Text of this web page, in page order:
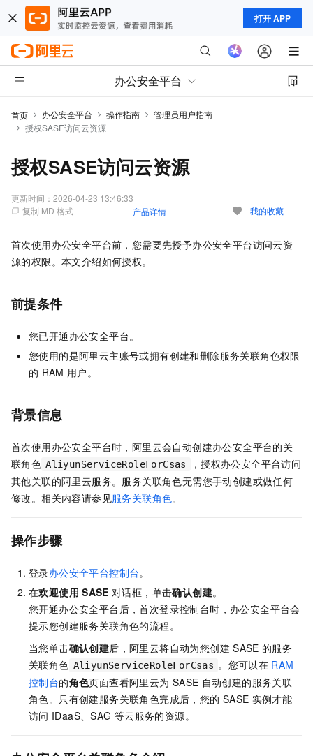
打开 APP
办公安全平台
首页 办公安全平台 操作指南
管理员用户指南
授权SASE访问云资源
授权SASE访问云资源
更新时间： 2026-04-23 13:46:33
复制 MD 格式
产品详情 我的收藏
首次使用办公安全平台前，您需要先授予办公安全平台访问云资
源的权限。本文介绍如何授权。
前提条件
您已开通 办公安全平台。
您使用的是阿里云主账号或拥有创建和删除服务关联角色权限
的 RAM 用户。
背景信息
首次使用办公安全平台时，阿里云会自动创建办公安全平台的关
联角色 AliyunServiceRoleForCsas ，授权办公安全平台访问
其他关联的阿里云服务。服务关联角色无需您手动创建或做任何
修改。相关内容请参见服务关联角色。
操作步骤
登录办公安全平台控制台。
在欢迎使用 SASE 对话框，单击确认创建。
您开通办公安全平台后，首次登录控制台时， 办公安全平台会
提示您创建服务关联角色的流程。
当您单击确认创建后，阿里云将自动为您创建 SASE 的服务
关联角色 AliyunServiceRoleForCsas 。您可以在 RAM
控制台的角色页面查看阿里云为 SASE 自动创建的服务关联
角色。只有创建服务关联角色完成后，您的 SASE 实例才能
访问 IDaaS、SAG 等云服务的资源。